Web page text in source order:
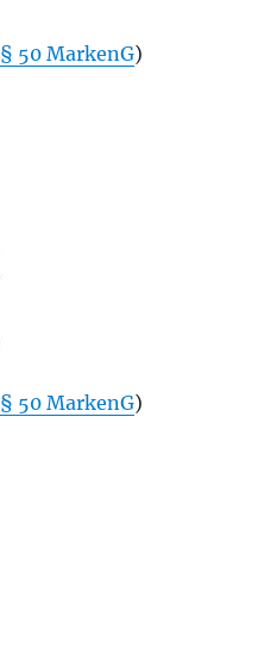
§ 50 MarkenG)
§ 50 MarkenG)